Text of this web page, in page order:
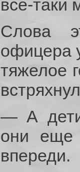
все-таки
Слова
офицера
тяжелое
— А
они еще
впереди.